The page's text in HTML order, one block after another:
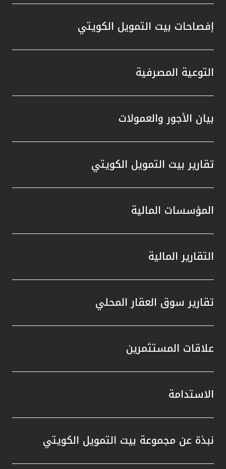
إفصاحات بيت التمويل الكويتي
التوعية المصرفية
بيان الأجور والعمولات
تقارير بيت التمويل الكويتي
المؤسسات المالية
التقارير المالية
تقارير سوق العقار المحلي
علاقات المستثمرين
الاستدامة
نبذة عن مجموعة بيت التمويل الكويتي